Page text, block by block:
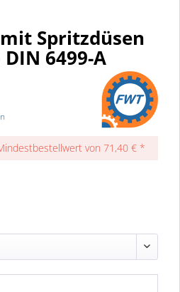
Spritzdüsen
DIN 6499-A
von 71,40 € *